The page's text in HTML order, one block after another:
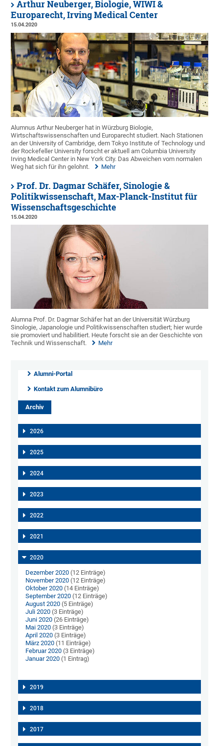
Arthur Neuberger, Biologie, WIWI &
Europarecht, Irving Medical Center
15.04.2020
Alumnus Arthur Neuberger hat in Würzburg Biologie,
Wirtschaftswissenschaften und Europarecht studiert. Nach Stationen
an der University of Cambridge, dem Tokyo Institute of Technology und
der Rockefeller University forscht er aktuell am Columbia University
Irving Medical Center in New York City. Das Abweichen vom normalen
Weg hat sich für ihn gelohnt.
Mehr
Prof. Dr. Dagmar Schäfer, Sinologie &
Politikwissenschaft, Max-Planck-Institut für
Wissenschaftsgeschichte
15.04.2020
Alumna Prof. Dr. Dagmar Schäfer hat an der Universität Würzburg
Sinologie, Japanologie und Politikwissenschaften studiert; hier wurde
sie promoviert und habilitiert. Heute forscht sie an der Geschichte von
Technik und Wissenschaft.
Mehr
Alumni-Portal
Kontakt zum Alumnibüro
Archiv
2026
2025
2024
2023
2022
2021
2020
Dezember 2020 (12 Einträge)
November 2020 (12 Einträge)
Oktober 2020 (14 Einträge)
September 2020 (12 Einträge)
August 2020 (5 Einträge)
Juli 2020 (3 Einträge)
Juni 2020 (26 Einträge)
Mai 2020 (3 Einträge)
April 2020 (3 Einträge)
März 2020 (11 Einträge)
Februar 2020 (3 Einträge)
Januar 2020 (1 Eintrag)
2019
2018
2017